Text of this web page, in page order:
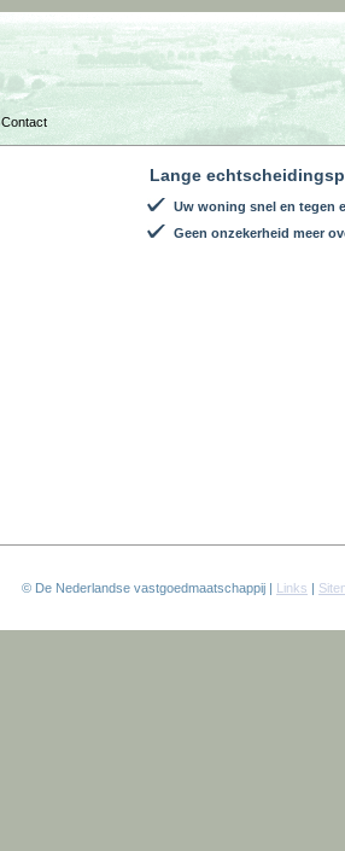
Contact
Lange
Uw woning snel en tegen
Geen onzekerheid meer
© De Nederlandse vastgoedmaatschappij | Links |